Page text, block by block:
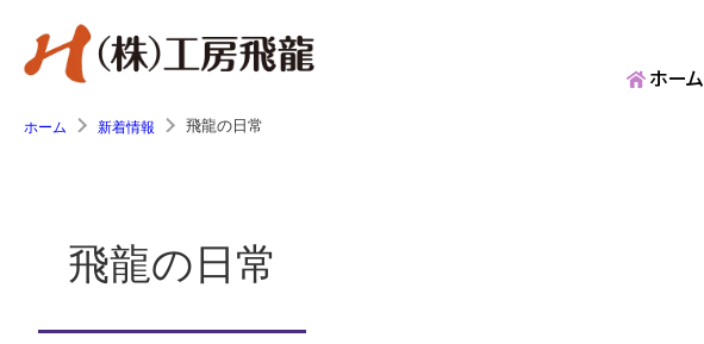
ホーム
ホーム 新着情報 飛龍の日常
飛龍の日常